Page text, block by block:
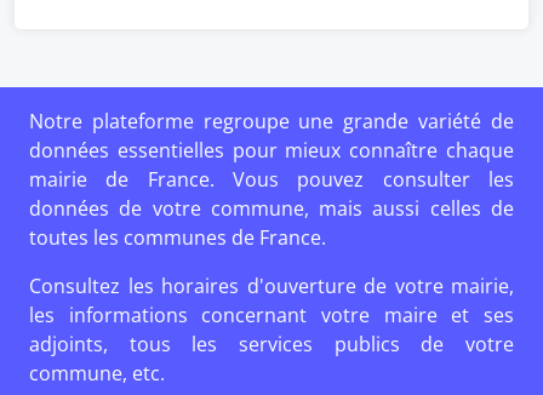
Notre plateforme regroupe une grande variété de
données essentielles pour mieux connaître chaque
mairie de France. Vous pouvez consulter les
données de votre commune, mais aussi celles de
toutes les communes de France.
Consultez les horaires d'ouverture de votre mairie,
les informations concernant votre maire et ses
adjoints, tous les services publics de votre
commune, etc.